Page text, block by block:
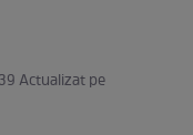
Actualizat pe